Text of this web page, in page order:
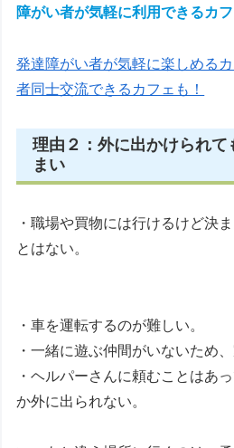
障がい者が気軽に利用できるカ
発達障がい者が気軽に楽しめる
者同士交流できるカフェも！
理由２：外に出かけられて
まい
・職場や買物には行けるけど決
とはない。
・車を運転するのが難しい。
・一緒に遊ぶ仲間がいないため
・ヘルパーさんに頼むことはあ
か外に出られない。